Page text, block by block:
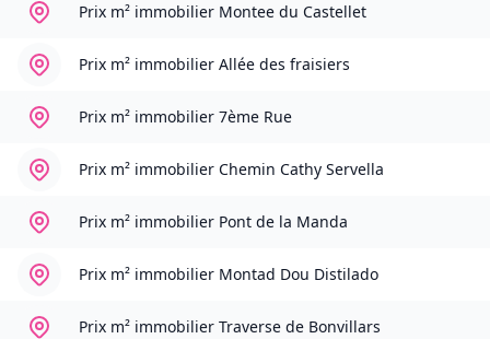
Prix m² immobilier Montee du Castellet
Prix m² immobilier Allée des fraisiers
Prix m² immobilier 7ème Rue
Prix m² immobilier Chemin Cathy Servella
Prix m² immobilier Pont de la Manda
Prix m² immobilier Montad Dou Distilado
Prix m² immobilier Traverse de Bonvillars